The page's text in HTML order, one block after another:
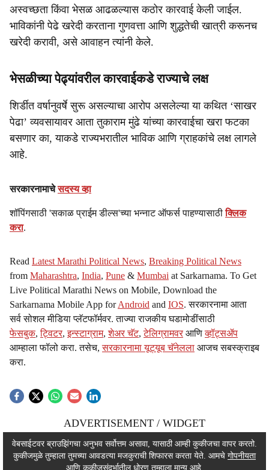
अस्वच्छता किंवा भेसळ आढळल्यास कठोर कारवाई केली जाईल.
भाविकांनी पेढे खरेदी करताना गुणवत्ता आणि शुद्धतेची खात्री करूनच
खरेदी करावी, असे आवाहन त्यांनी केले.
भेसळीच्या पेढ्यांवरील कारवाईकडे राज्याचे लक्ष
शिर्डीत वर्षानुवर्षे सुरू असल्याचा आरोप असलेल्या या कथित ‘साखर
पेढा’ व्यवसायावर आता तुकाराम मुंढे यांच्या कारवाईचा खरा फटका
बसणार का, याकडे राज्यभरातील भाविक आणि ग्राहकांचे लक्ष लागले
आहे.
सरकारनामाचेसदस्य व्हा
शॉपिंगसाठी 'सकाळ प्राईम डील्स'च्या भन्नाट ऑफर्स पाहण्यासाठीक्लिक
करा.
Read Latest Marathi Political News, Breaking Political News
from Maharashtra, India, Pune & Mumbai at Sarkarnama. To Get
Live Political Marathi News on Mobile, Download the
Sarkarnama Mobile App forAndroid and IOS. सरकारनामा आता
सर्व सोशल मीडिया प्लॅटफॉर्मवर. ताज्या राजकीय घडामोडींसाठी
फेसबुक,ट्विटर,इन्स्टाग्राम,शेअर चॅट,टेलिग्रामवर आणिव्हॉट्सॲप
आम्हाला फॉलो करा. तसेच,सरकारनामा यूट्यूब चॅनेलला आजच सबस्क्राइब
करा.
ADVERTISEMENT / WIDGET
ADVERTISEMENT / WIDGET
ADVERTISEMENT / WIDGET
वेबसाईटवर ब्राउझिंगचा अनुभव सर्वोत्तम असावा, यासाठी आम्ही कुकीजचा वापर करतो.
कुकीजमुळे तुम्हाला तुमच्या आवडत्या मजकुराची शिफारस करता येते. आमचे गोपनीयता
आणि कुकीजसंदर्भातील धोरण तुम्हाला मान्य आहे.